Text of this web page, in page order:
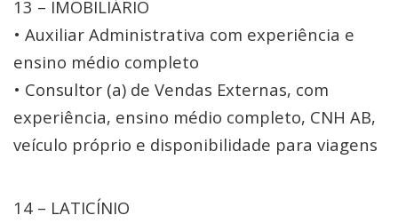
13 – IMOBILIÁRIO
• Auxiliar Administrativa com experiência e
ensino médio completo
• Consultor (a) de Vendas Externas, com
experiência, ensino médio completo, CNH AB,
veículo próprio e disponibilidade para viagens
14 – LATICÍNIO